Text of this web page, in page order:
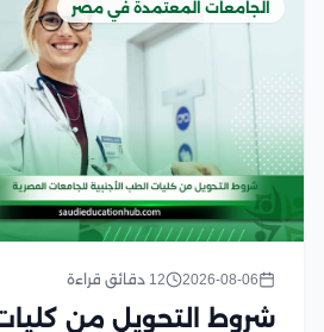
الجامعات المعتمدة في مصر
2026-08-06 12 دقائق قراءة
شروط التحويل من